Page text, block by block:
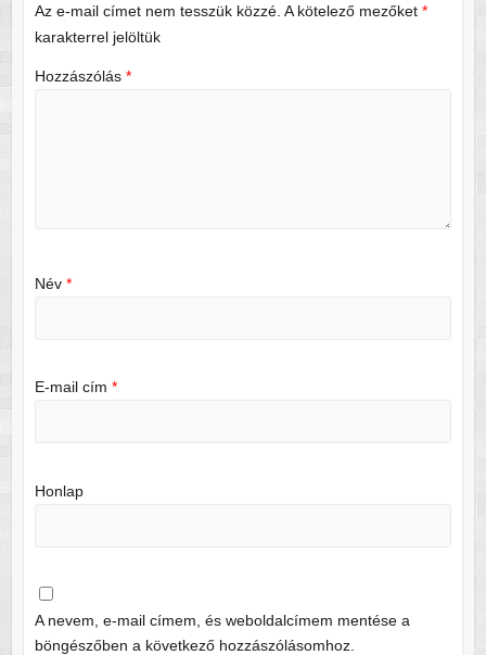
Az e-mail címet nem tesszük közzé. A kötelező mezőket *
karakterrel jelöltük
Hozzászólás *
Név *
E-mail cím *
Honlap
A nevem, e-mail címem, és weboldalcímem mentése a
böngészőben a következő hozzászólásomhoz.